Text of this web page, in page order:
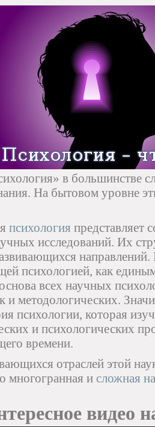
в большинстве
На бытовом уровне
психология представляет
исследований. Их
направлений.
психологией, как
всех научных
и методологических.
психологии, которая
и психологических
времени.
отраслей этой
многогранная и сложная
видео